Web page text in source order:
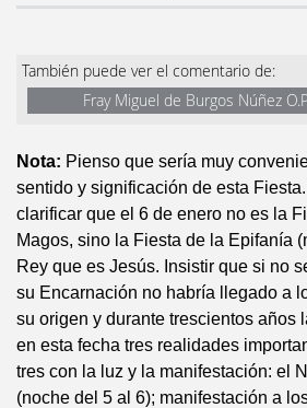
También puede ver el comentario de:
Fray Miguel de Burgos Núñez
Nota: Pienso que sería muy
sentido y significación de esta
clarificar que el 6 de enero no es la
Magos, sino la Fiesta de la Epifanía
Rey que es Jesús. Insistir que si no
su Encarnación no habría llegado a
su origen y durante trescientos años
en esta fecha tres realidades
tres con la luz y la manifestación: el
(noche del 5 al 6); manifestación a